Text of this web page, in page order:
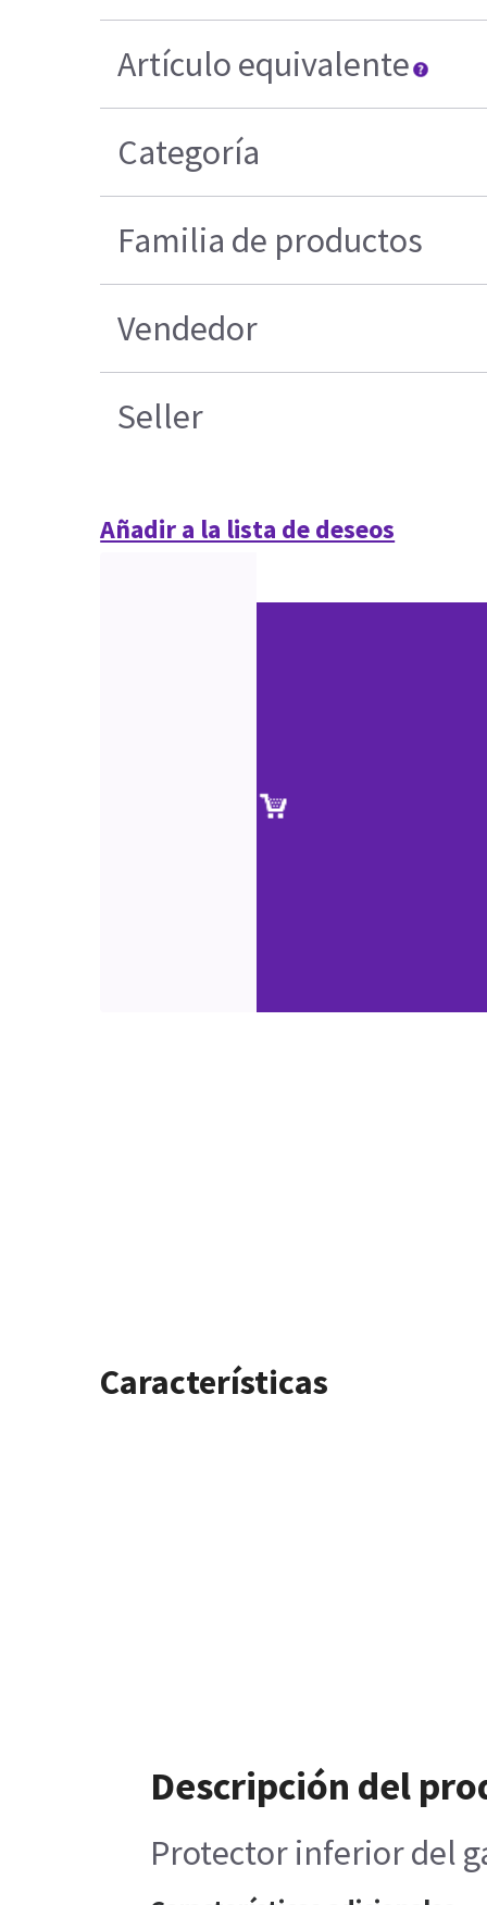
Artículo equivalente
Categoría
Familia de productos
Vendedor
Seller
Añadir a la lista de deseos
Características
Descripción del
Protector inferior del